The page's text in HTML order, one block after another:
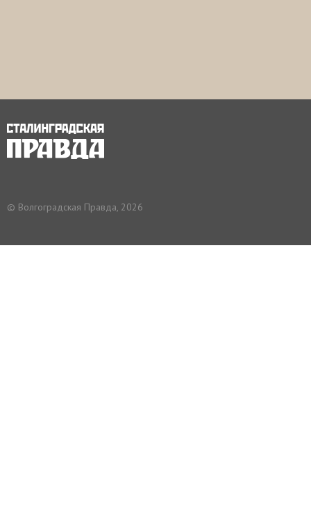
© Волгоградская Правда, 2026